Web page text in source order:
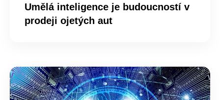
Umělá inteligence je budoucností v
prodeji ojetých aut